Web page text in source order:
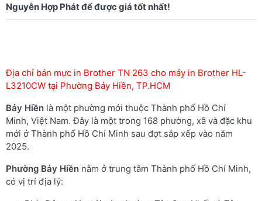
Địa chỉ bán mực in Brother TN 263 cho máy in Brother HL-
L3210CW tại Phường Bảy Hiền, TP.HCM
Bảy Hiền là một phường mới thuộc Thành phố Hồ Chí
Minh, Việt Nam. Đây là một trong 168 phường, xã và đặc khu
mới ở Thành phố Hồ Chí Minh sau đợt sắp xếp vào năm
2025.
Phường Bảy Hiền nằm ở trung tâm Thành phố Hồ Chí Minh,
có vị trí địa lý: